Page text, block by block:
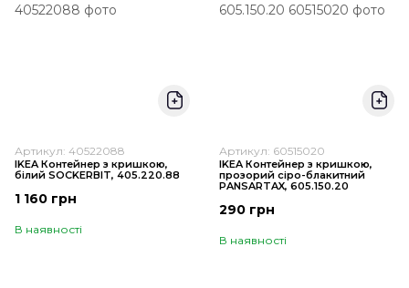
Артикул: 40522088
IKEA Контейнер з кришкою,
білий SOCKERBIT, 405.220.88
1 160 грн
В наявності
Артикул: 60515020
IKEA Контейнер з кришкою,
прозорий сіро-блакитний
PANSARTAX, 605.150.20
290 грн
В наявності